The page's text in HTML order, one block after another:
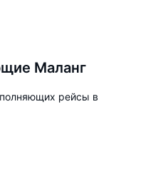
Маланг
рейсы в